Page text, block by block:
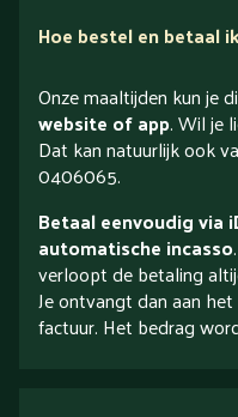
Hoe bestel en betaal
Onze maaltijden kun je
website of app. Wil je
Dat kan natuurlijk ook
0406065.
Betaal eenvoudig via
automatische incasso
verloopt de betaling
Je ontvangt dan aan
factuur. Het bedrag